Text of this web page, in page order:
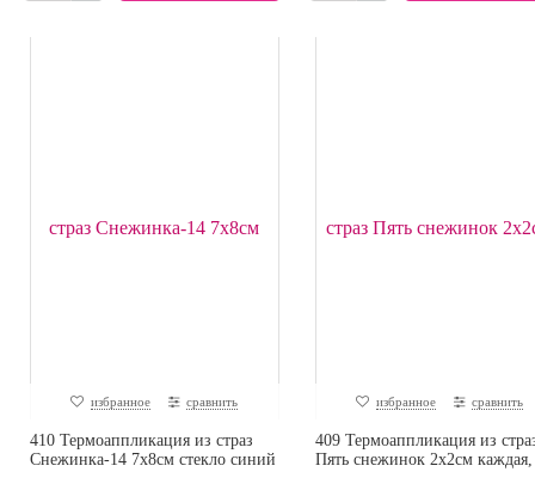
избранное сравнить
410 Термоаппликация из страз
Снежинка-14 7х8см стекло синий
избранное сравнить
409 Термоаппликация из
Пять снежинок 2х2см